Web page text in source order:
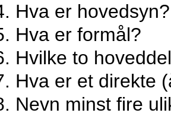
Hva er hovedsyn?
Hva er formål?
Hvilke to
Hva er et direkte
Nevn minst fire